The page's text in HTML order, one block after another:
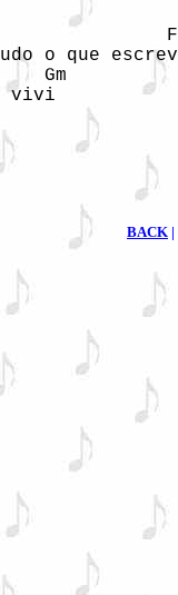
F
o que
Gm
vivi
BACK |